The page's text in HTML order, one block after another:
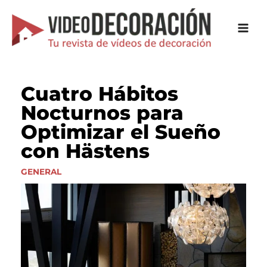
contenido
Cuatro Hábitos
Nocturnos para
Optimizar el Sueño
con Hästens
GENERAL